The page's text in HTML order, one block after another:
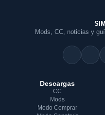
Mods, CC, noticias y
Descargas
CC
Mods
Modo Comprar